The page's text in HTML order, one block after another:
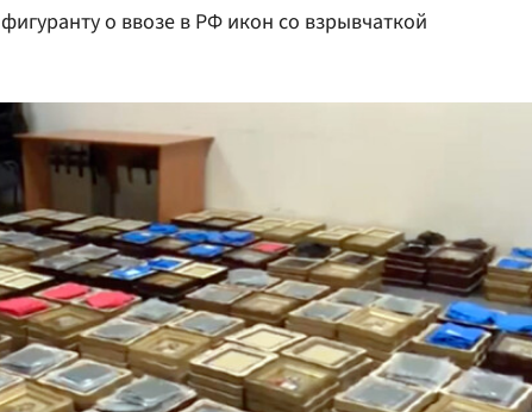
о ввозе в РФ икон со взрывчаткой